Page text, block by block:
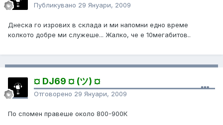
Публикувано 29 Януари, 2009
Днеска го изрових в склада и ми напомни едно време
колкото добре ми служеше... Жалко, че е 10мегабитов..
¤ DJ69 ¤ (ツ) ¤
Отговорено 29 Януари, 2009
По спомен правеше около 800-900К